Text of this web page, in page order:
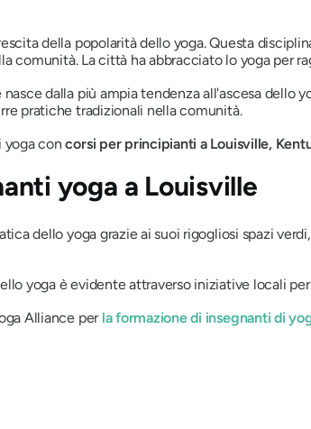
della popolarità dello yoga. Questa
comunità. La città ha abbracciato lo yoga per
dalla più ampia tendenza all'ascesa
pratiche tradizionali nella comunità.
yoga concorsi per principianti a Louisville,
yoga a Louisville
dello yoga grazie ai suoi rigogliosi spazi
yoga è evidente attraverso iniziative locali
Alliance per la formazione di insegnanti di